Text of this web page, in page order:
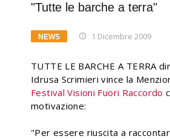
"Tutte le barche a terra"
NEWS 1 Dicembre 2009
TUTTE LE BARCHE A TERRA
Idrusa Scrimieri vince la
Festival Visioni Fuori Raccordo
motivazione:
"Per essere riuscita a